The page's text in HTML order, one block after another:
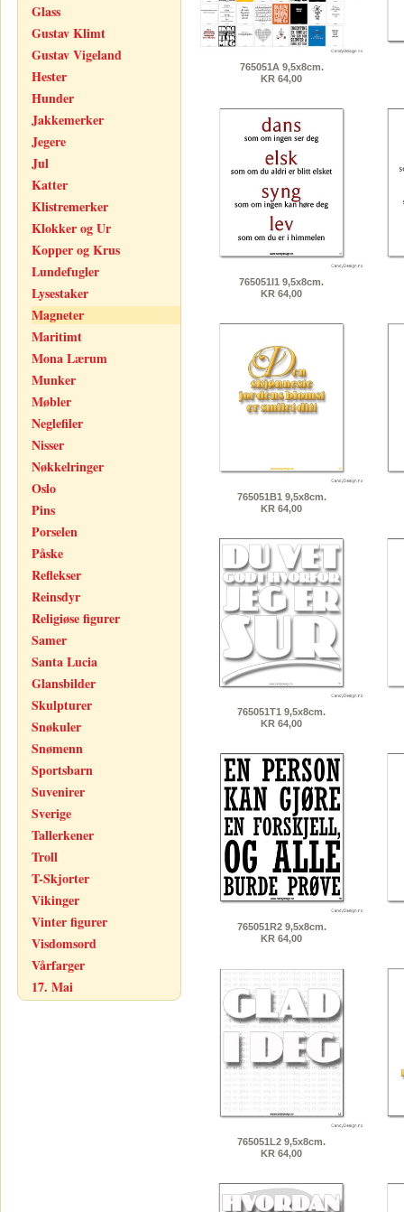
Glass
Gustav Klimt
Gustav Vigeland
Hester
Hunder
Jakkemerker
Jegere
Jul
Katter
Klistremerker
Klokker og Ur
Kopper og Krus
Lundefugler
Lysestaker
Magneter
Maritimt
Mona Lærum
Munker
Møbler
Neglefiler
Nisser
Nøkkelringer
Oslo
Pins
Porselen
Påske
Reflekser
Reinsdyr
Religiøse figurer
Samer
Santa Lucia
Glansbilder
Skulpturer
Snøkuler
Snømenn
Sportsbarn
Suvenirer
Sverige
Tallerkener
Troll
T-Skjorter
Vikinger
Vinter figurer
Visdomsord
Vårfarger
17. Mai
765051A 9,5x8cm.
KR 64,00
765051I1 9,5x8cm.
KR 64,00
765051B1 9,5x8cm.
KR 64,00
765051T1 9,5x8cm.
KR 64,00
765051R2 9,5x8cm.
KR 64,00
765051L2 9,5x8cm.
KR 64,00